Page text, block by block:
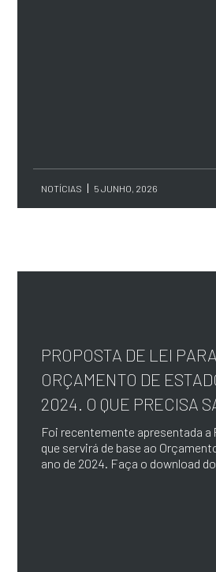
NOTÍCIAS 5 JUNHO, 2026
PROPOSTA DE LEI PARA
ORÇAMENTO DE
2024. O QUE PRECISA
Foi recentemente apresentada a
que servirá de base ao
ano de 2024. Faça o download